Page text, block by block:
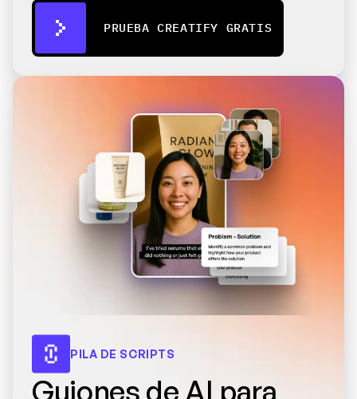
PRUEBA CREATIFY GRATIS
PILA DE SCRIPTS
Guiones de AI para